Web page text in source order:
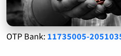
OTP Bank: 11735005-